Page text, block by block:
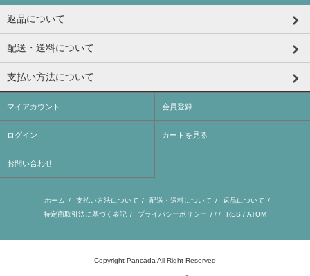
返品について
配送・送料について
支払い方法について
マイアカウント 会員登録
ログイン カートを見る
お問い合わせ
ホーム / 支払い方法について / 配送・送料について / 返品について /
特定商取引法に基づく表記 / プライバシーポリシー / / / RSS / ATOM
Copyright Pancada All Right Reserved